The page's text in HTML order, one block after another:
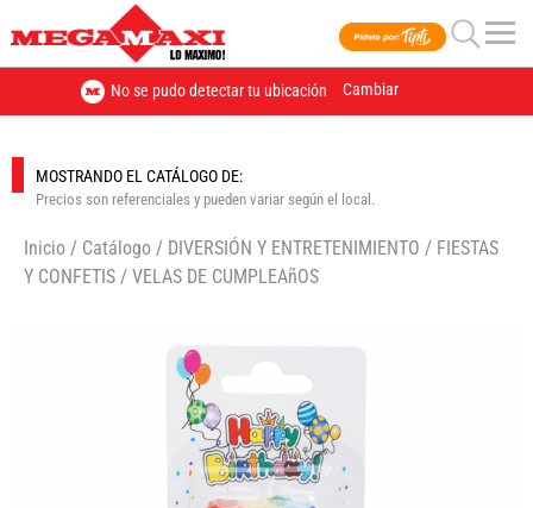
No se pudo detectar tu ubicación Cambiar
MOSTRANDO EL CATÁLOGO DE:
Precios son referenciales y pueden variar según el local.
Inicio / Catálogo / DIVERSIÓN Y ENTRETENIMIENTO / FIESTAS
Y CONFETIS / VELAS DE CUMPLEAñOS